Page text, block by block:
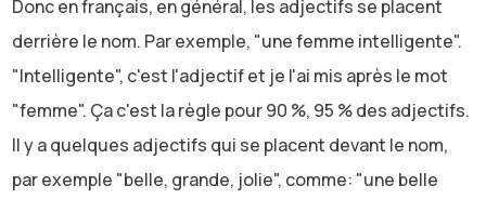
Donc en français, en général, les adjectifs se placent
derrière le nom. Par exemple, "une femme intelligente".
"Intelligente", c'est l'adjectif et je l'ai mis après le mot
"femme". Ça c'est la règle pour 90 %, 95 % des adjectifs.
Il y a quelques adjectifs qui se placent devant le nom,
par exemple "belle, grande, jolie", comme: "une belle